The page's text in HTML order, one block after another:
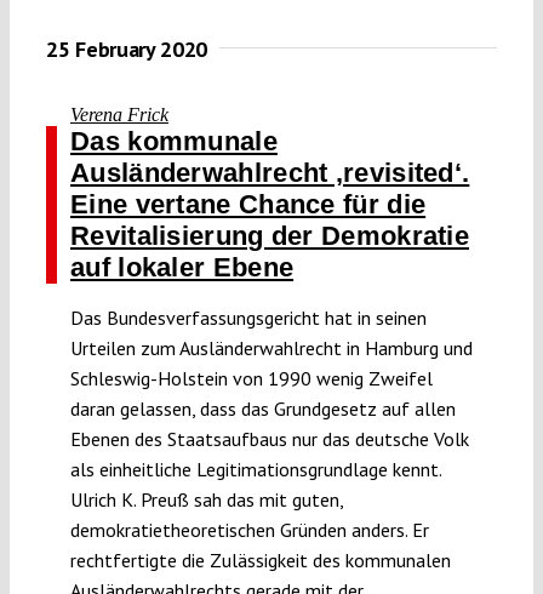
25 February 2020
Verena Frick
Das kommunale
Ausländerwahlrecht ‚revisited‘.
Eine vertane Chance für die
Revitalisierung der Demokratie
auf lokaler Ebene
Das Bundesverfassungsgericht hat in seinen
Urteilen zum Ausländerwahlrecht in Hamburg und
Schleswig-Holstein von 1990 wenig Zweifel
daran gelassen, dass das Grundgesetz auf allen
Ebenen des Staatsaufbaus nur das deutsche Volk
als einheitliche Legitimationsgrundlage kennt.
Ulrich K. Preuß sah das mit guten,
demokratietheoretischen Gründen anders. Er
rechtfertigte die Zulässigkeit des kommunalen